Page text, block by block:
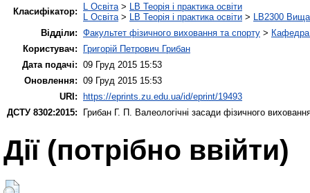
Класифікатор:
L Освіта > LB Теорія і практика освіти
L Освіта > LB Теорія і практика освіти > LB2300 Вища
Відділи: Факультет фізичного виховання та спорту > Кафедра
Користувач:
Григорій Петрович Грибан
Дата подачі: 09 Груд 2015 15:53
Оновлення: 09 Груд 2015 15:53
URI: https://eprints.zu.edu.ua/id/eprint/19493
ДСТУ 8302:2015:
Грибан Г. П. Валеологічні засади фізичного
Дії ​​(потрібно ввійти)